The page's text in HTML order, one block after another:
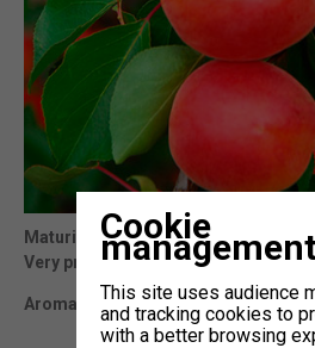
Maturity
: 5j Carmingo® Mediabel (cov)
Very productive variety, it follows
Aromatic fruits.
Cookie
This site uses audience
and tracking cookies to
with a better browsing